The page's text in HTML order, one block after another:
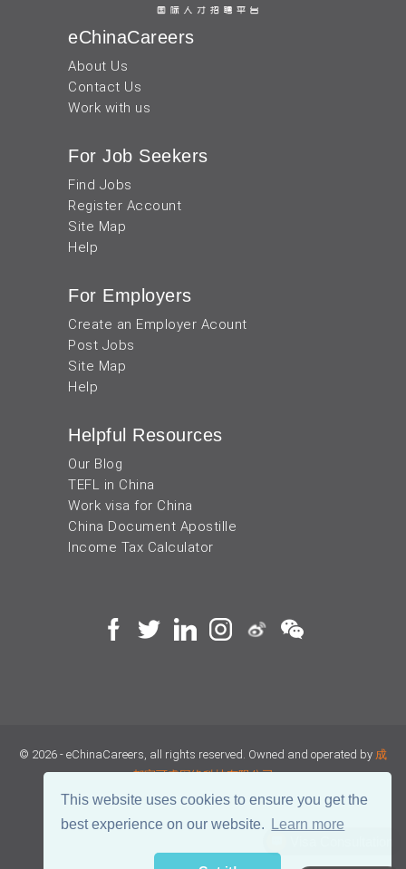
This website uses cookies to ensure you get the
best experience on our website.
Learn more
eChinaCareers
About Us
Contact Us
Work with us
For Job Seekers
Find Jobs
Register Account
Site Map
Help
For Employers
Create an Employer Acount
Post Jobs
Site Map
Help
Helpful Resources
Our Blog
TEFL in China
Work visa for China
China Document Apostille
Income Tax Calculator
© 2026 - eChinaCareers, all rights reserved. Owned and operated by 成
都宜可睿网络科技有限公司
蜀ICP备18038990号
川公网安备 51019002002105号 Terms of Use